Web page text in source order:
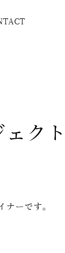
ェク
ーです。